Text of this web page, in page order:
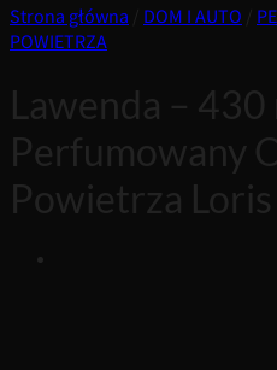
Strona główna DOM I AUTO
POWIETRZA
Lawenda – 430
Perfumowany
Powietrza Loris